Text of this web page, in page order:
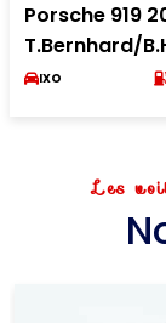
Porsche 919
T.Bernhard/
IXO
Les